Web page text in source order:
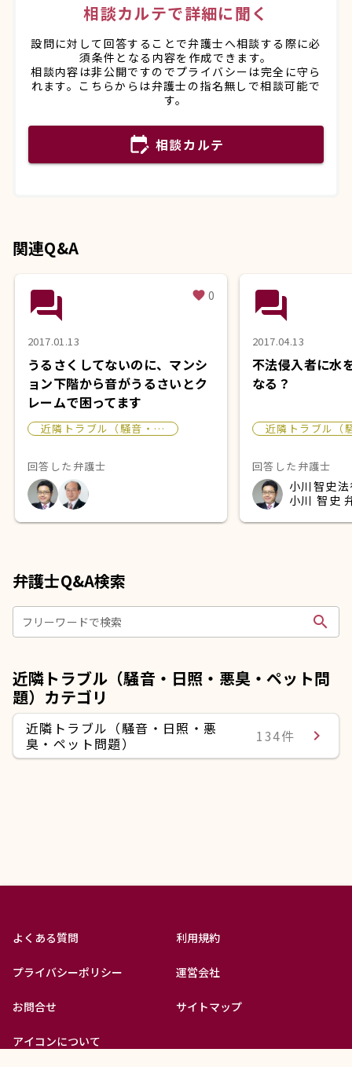
相談カルテで詳細に聞く
設問に対して回答することで弁護士へ相談する際に必
須条件となる内容を作成できます。
相談内容は非公開ですのでプライバシーは完全に守ら
れます。こちらからは弁護士の指名無しで相談可能で
す。
edit_calendar 相談カルテ
関連Q&A
question_answer favorite 0
2017.01.13
うるさくしてないのに、マンシ
ョン下階から音がうるさいとク
レームで困ってます
近隣トラブル（騒音・…
回答した弁護士
question_answer
2017.04.13
不法侵入者に水
なる？
近隣トラブル（
回答した弁護士
小川智史
小川 智史
弁護士Q&A検索
フリーワードで検索 search
近隣トラブル（騒音・日照・悪臭・ペット問
題）カテゴリ
近隣トラブル（騒音・日照・悪
臭・ペット問題）
134件 navigate_next
よくある質問 利用規約
プライバシーポリシー 運営会社
お問合せ サイトマップ
アイコンについて